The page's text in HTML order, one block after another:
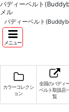
バディーベルト
メル
バディーベルト
メニュー
カラーコレクシ
ョン
全国のバディ
ベルト取扱店
覧